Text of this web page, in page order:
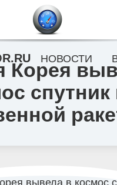
Корея
спутник
НОВОСТИ